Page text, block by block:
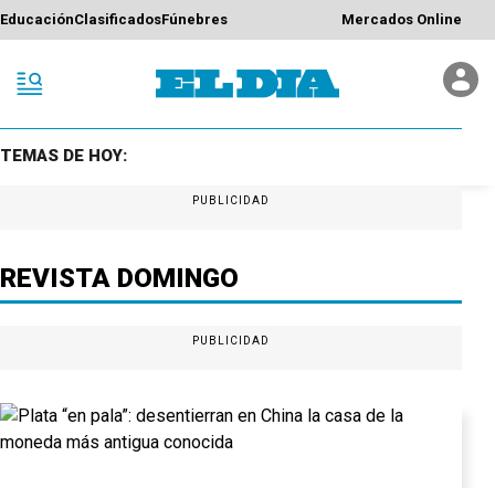
EducaciónClasificadosFúnebres Mercados Online
TEMAS DE HOY:
PUBLICIDAD
REVISTA DOMINGO
PUBLICIDAD